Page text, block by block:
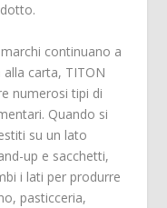
continuano a
carta, TITON
numerosi tipi di
Quando si
su un lato
up e sacchetti,
i lati per produrre
pasticceria,